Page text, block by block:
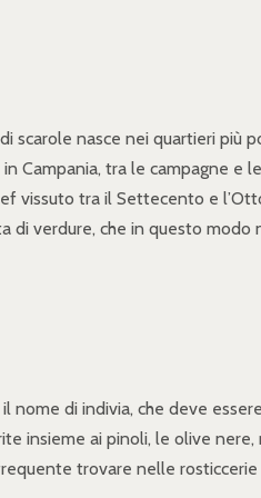
nasce nei quartieri più
Campania, tra le campagne
vissuto tra il Settecento e
verdure, che in questo
nome di indivia, che deve
insieme ai pinoli, le olive
trovare nelle